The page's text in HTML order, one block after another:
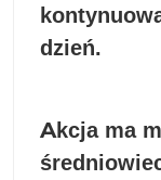
dzień.
Akcja ma